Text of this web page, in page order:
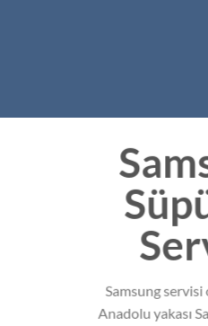
Samsung
Anadolu yakası